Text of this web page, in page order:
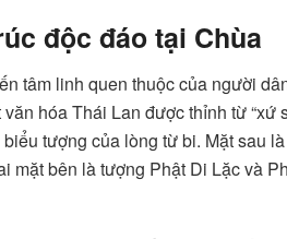
độc đáo tại Chùa
tâm linh quen thuộc của người
hóa Thái Lan được thỉnh từ “xứ
tượng của lòng từ bi. Mặt sau
mặt bên là tượng Phật Di Lặc và